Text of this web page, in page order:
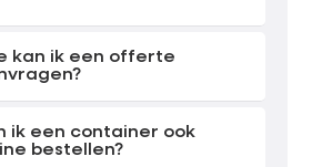
kan ik een offerte
ik een container ook
bestellen?